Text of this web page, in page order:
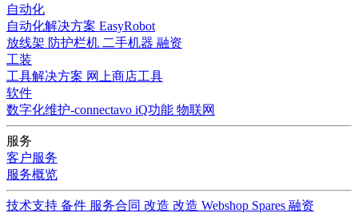
自动化
自动化解决方案 EasyRobot
放线架 防护栏机 二手机器 融资
工装
工具解决方案 网上商店工具
软件
数字化维护-connectavo iQ功能 物联网
服务
客户服务
服务概览
技术支持 备件 服务合同 改造 改造 Webshop Spares 融资